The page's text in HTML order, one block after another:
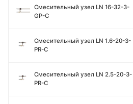
Смесительный узел LN 16-32-3-
GP-C
Смесительный узел LN 1.6-20-3-
PR-C
Смесительный узел LN 2.5-20-3-
PR-C